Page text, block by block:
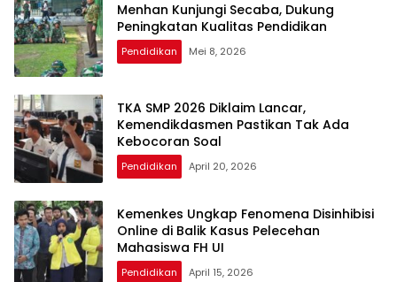
Menhan Kunjungi Secaba, Dukung
Peningkatan Kualitas Pendidikan
Pendidikan Mei 8, 2026
TKA SMP 2026 Diklaim Lancar,
Kemendikdasmen Pastikan Tak Ada
Kebocoran Soal
Pendidikan April 20, 2026
Kemenkes Ungkap Fenomena Disinhibisi
Online di Balik Kasus Pelecehan
Mahasiswa FH UI
Pendidikan April 15, 2026